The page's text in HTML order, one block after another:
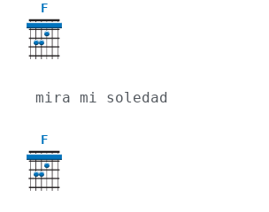
F
mira mi soledad
F